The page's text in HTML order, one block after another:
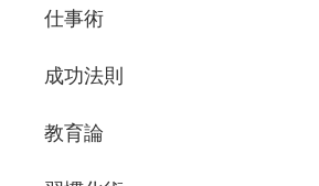
仕事術
成功法則
教育論